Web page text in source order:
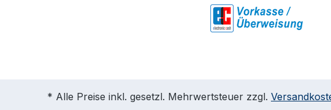
* Alle Preise inkl. gesetzl. Mehrwertsteuer zzgl.